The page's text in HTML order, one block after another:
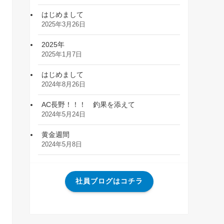
はじめまして
2025年3月26日
2025年
2025年1月7日
はじめまして
2024年8月26日
AC長野！！！ 釣果を添えて
2024年5月24日
黄金週間
2024年5月8日
社員ブログはコチラ